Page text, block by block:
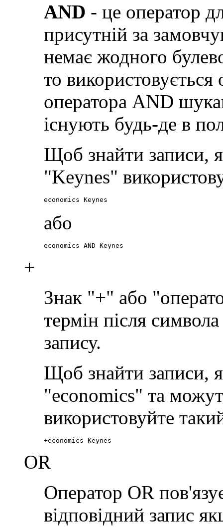
AND - це оператор
присутній за
немає жодного
то
оператора AND
існують будь-де в
Щоб знайти записи,
"Keynes"
economics Keynes
або
economics AND Keynes
+
Знак "+" або
термін після
запису.
Щоб знайти записи,
"economics" та
використовуйте
+economics Keynes
OR
Оператор OR
відповідний запис